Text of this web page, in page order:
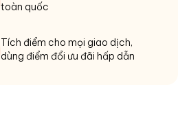
toàn quốc
Tích điểm cho mọi giao dịch,
dùng điểm đổi ưu đãi hấp dẫn